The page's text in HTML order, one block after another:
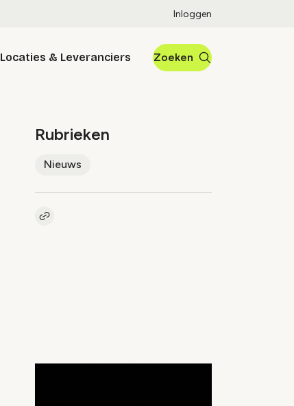
Inloggen
Locaties & Leveranciers Zoeken
Rubrieken
Nieuws
Kopieer link naar artikel